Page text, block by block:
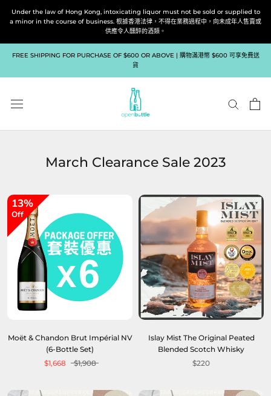
Under the law of Hong Kong, intoxicating liquor must not be sold or supplied to
a minor in the course of business. 根據香港法律，不得在業務過程中，向未成年人售賣或
供應令人醺醉的酒類。
FREE SHIPPING FOR PURCHASE OF $600 OR ABOVE | 購物滿港幣 $600 可享免費送
貨
March Clearance Sale 2023
13%
Off
Moët & Chandon Brut Impérial NV
(6-Bottle Set)
$1,668
$1,908
Islay Mist The Original Peated
Blended Scotch Whisky
$220